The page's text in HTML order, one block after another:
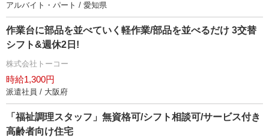
アルバイト・パート / 愛知県
作業台に部品を並べていく軽作業/部品を並べるだけ 3交替
シフト&週休2日!
株式会社トーコー
時給1,300円
派遣社員 / 大阪府
「福祉調理スタッフ」無資格可/シフト相談可/サービス付き
高齢者向け住宅